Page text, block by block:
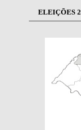
ELEIÇÕES